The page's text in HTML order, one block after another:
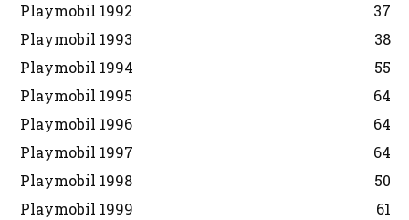
Playmobil 1992
37
Playmobil 1993
38
Playmobil 1994
55
Playmobil 1995
64
Playmobil 1996
64
Playmobil 1997
64
Playmobil 1998
50
Playmobil 1999
61